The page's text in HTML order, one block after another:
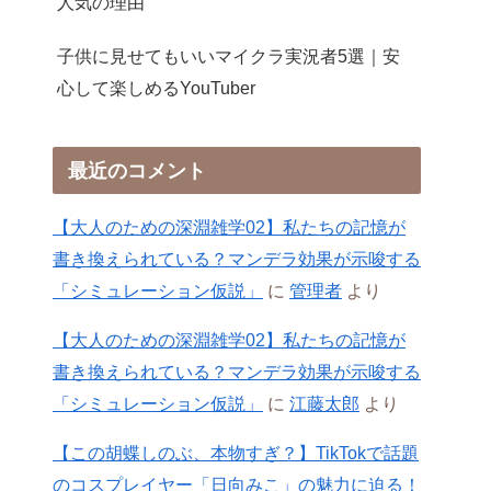
子供に見せてもいいマイクラ実況者5選｜安
心して楽しめるYouTuber
最近のコメント
【大人のための深淵雑学02】私たちの記憶が
書き換えられている？マンデラ効果が示唆する
「シミュレーション仮説」
に 管理者 より
【大人のための深淵雑学02】私たちの記憶が
書き換えられている？マンデラ効果が示唆する
「シミュレーション仮説」
に 江藤太郎 より
【この胡蝶しのぶ、本物すぎ？】TikTokで話題
のコスプレイヤー「日向みこ」の魅力に迫る！